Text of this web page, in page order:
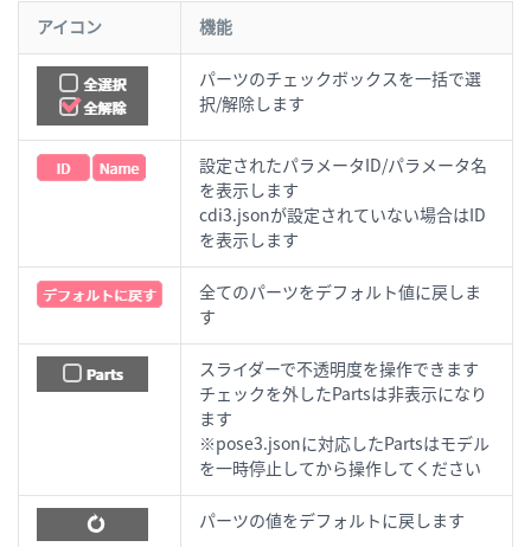
アイコン 機能
パーツのチェックボックスを一括で選
択/解除します
設定されたパラメータID/パラメータ名
を表示します
cdi3.jsonが設定されていない場合はID
を表示します
全てのパーツをデフォルト値に戻しま
す
スライダーで不透明度を操作できます
チェックを外したPartsは非表示になり
ます
※pose3.jsonに対応したPartsはモデル
を一時停止してから操作してください
パーツの値をデフォルトに戻します